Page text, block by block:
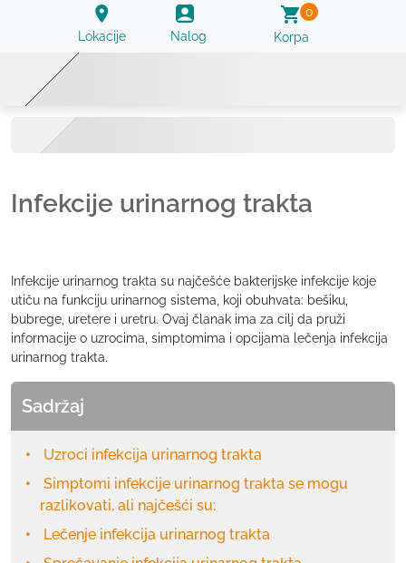
Lokacije Nalog Korpa
0
Infekcije urinarnog trakta
Infekcije urinarnog trakta su najčešće bakterijske infekcije koje
utiču na funkciju urinarnog sistema, koji obuhvata: bešiku,
bubrege, uretere i uretru. Ovaj članak ima za cilj da pruži
informacije o uzrocima, simptomima i opcijama lečenja infekcija
urinarnog trakta.
Sadržaj
Uzroci infekcija urinarnog trakta
Simptomi infekcije urinarnog trakta se mogu
razlikovati, ali najčešći su:
Lečenje infekcija urinarnog trakta